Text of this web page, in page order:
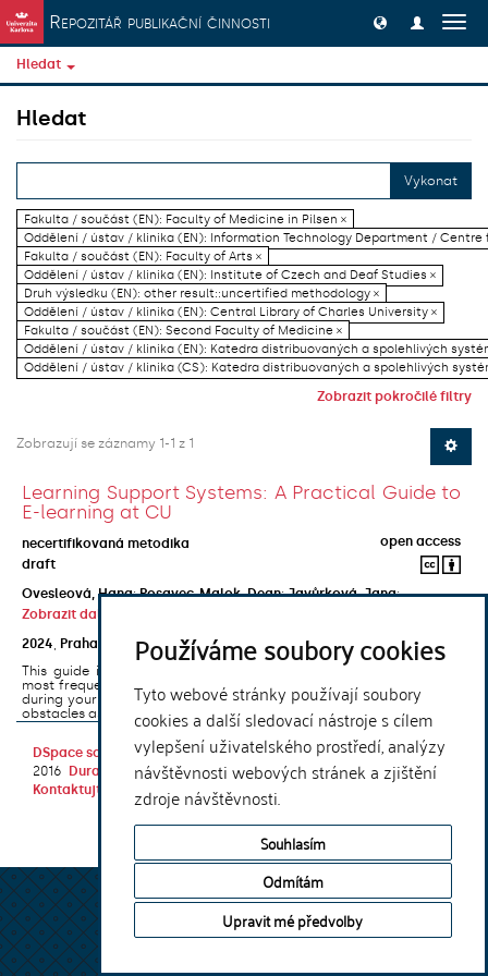
Používáme soubory cookies
Tyto webové stránky používají soubory
cookies a další sledovací nástroje s cílem
vylepšení uživatelského prostředí, analýzy
návštěvnosti webových stránek a zjištění
zdroje návštěvnosti.
Souhlasím
Odmítám
Upravit mé předvolby
Přeskočit na obsah
Repozitář publikační činnosti
Hledat
Hledat
Vykonat
Fakulta / součást (EN): Faculty of Medicine in Pilsen ×
Oddělení / ústav / klinika (EN): Information Technology Department / Centre
Fakulta / součást (EN): Faculty of Arts ×
Oddělení / ústav / klinika (EN): Institute of Czech and Deaf Studies ×
Druh výsledku (EN): other result::uncertified methodology ×
Oddělení / ústav / klinika (EN): Central Library of Charles University ×
Fakulta / součást (EN): Second Faculty of Medicine ×
Oddělení / ústav / klinika (EN): Katedra distribuovaných a spolehlivých
Oddělení / ústav / klinika (CS): Katedra distribuovaných a spolehlivých
Zobrazit pokročilé filtry
Zobrazují se záznamy 1-1 z 1
Learning Support Systems: A Practical Guide to
E-learning at CU
necertifikovaná metodika
open access
draft
Ovesleová, Hana;Posavec-Malok, Dean;Javůrková, Jana;
Zobrazit další autory
2024
Praha
Univerzita Karlova, Nakladatelství Karolinum
This guide introduces the e-learning support tools that are used
most frequently at Charles University and that you may encounter
during your studies. It will also help you to avoid the most common
obstacles associated ...
DSpace softwarecopyright © 2002-
2016
DuraSpace
Kontaktujte nás
Vyjádření názoru
Theme by